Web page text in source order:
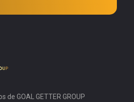
de GOAL GETTER GROUP